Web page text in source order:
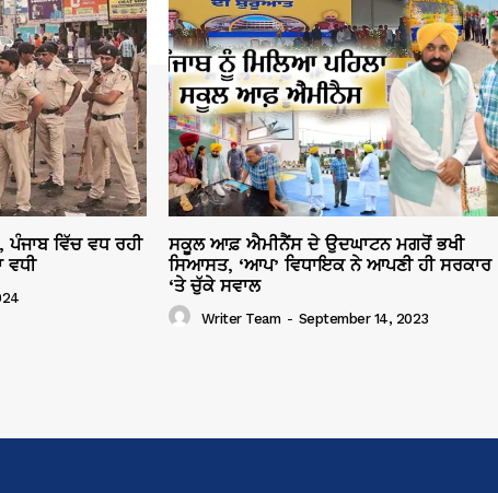
ਪੰਜਾਬ ਵਿੱਚ ਵਧ ਰਹੀ
ਵਧੀ
ਸਕੂਲ ਆਫ਼ ਐਮੀਨੈਂਸ ਦੇ ਉਦਘਾਟਨ ਮਗਰੋਂ ਭਖੀ
ਸਿਆਸਤ, ‘ਆਪ’ ਵਿਧਾਇਕ ਨੇ ਆਪਣੀ ਹੀ ਸਰਕਾਰ
‘ਤੇ ਚੁੱਕੇ ਸਵਾਲ
Writer Team - September 14, 2023